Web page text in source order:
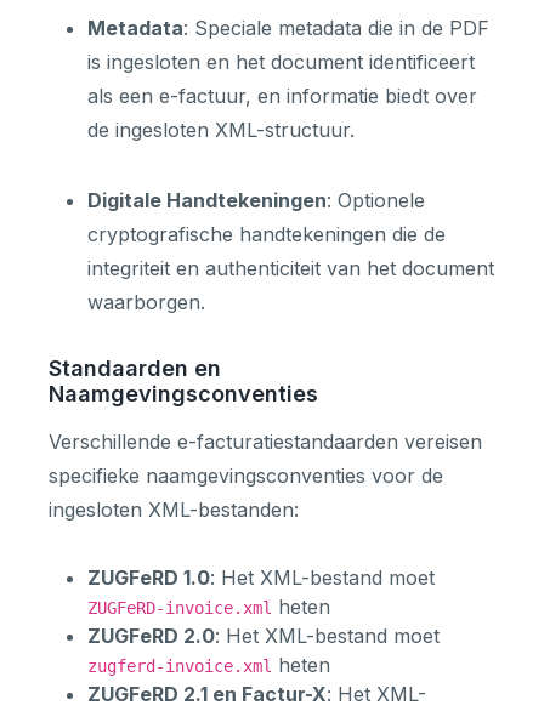
Metadata: Speciale metadata die in de PDF
is ingesloten en het document identificeert
als een e-factuur, en informatie biedt over
de ingesloten XML-structuur.
Digitale Handtekeningen: Optionele
cryptografische handtekeningen die de
integriteit en authenticiteit van het document
waarborgen.
Standaarden en
Naamgevingsconventies
Verschillende e-facturatiestandaarden vereisen
specifieke naamgevingsconventies voor de
ingesloten XML-bestanden:
ZUGFeRD 1.0: Het XML-bestand moet
ZUGFeRD-invoice.xml heten
ZUGFeRD 2.0: Het XML-bestand moet
zugferd-invoice.xml heten
ZUGFeRD 2.1 en Factur-X: Het XML-